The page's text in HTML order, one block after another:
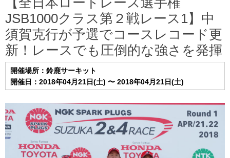
JSB1000クラス第２戦レース1】中
須賀克行が予選でコースレコード更
新！レースでも圧倒的な強さを発揮
開催場所：鈴鹿サーキット
開催日：2018年04月21日(土) 〜 2018年04月21日(土)